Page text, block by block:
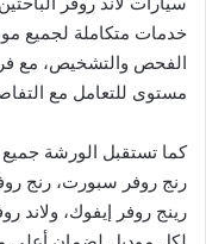
خدمات متكاملة لجميع
الفحص والتشخيص، مع
مستوى للتعامل مع
كما تستقبل الورشة جميع
رنج روفر سبورت، رنج
رينج روفر إيفوك، ولاند